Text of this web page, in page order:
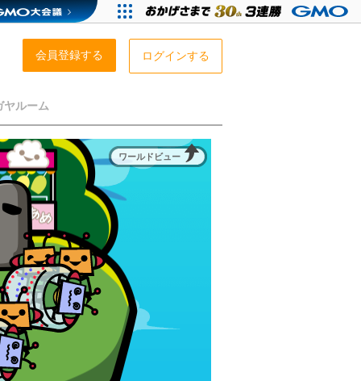
会員登録する ログインする
ヤルーム
ワールドビュー